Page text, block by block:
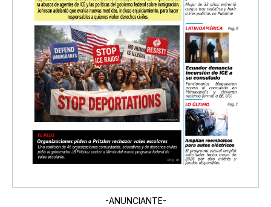
-ANUNCIANTE-